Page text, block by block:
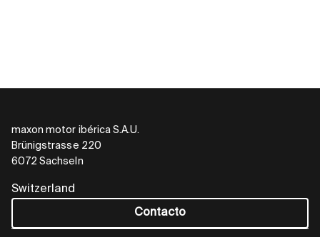
maxon motor ibérica S.A.U.
Brünigstrasse 220
6072 Sachseln
Switzerland
Contacto